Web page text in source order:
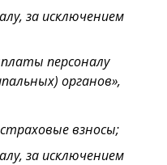
за исключением
персоналу
органов»,
взносы;
за исключением